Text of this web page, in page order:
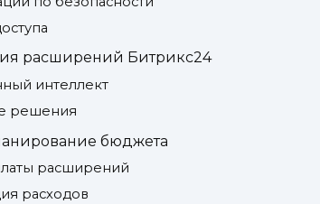
расширений Битрикс24
интеллект
решения
бюджета
расширений
расходов